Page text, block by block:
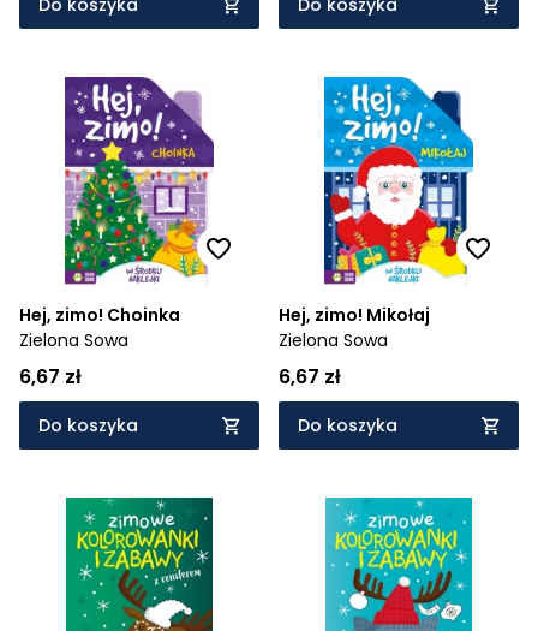
Do koszyka Do koszyka
Hej, zimo! Choinka
Zielona Sowa
6,67 zł
Do koszyka
Hej, zimo! Mikołaj
Zielona Sowa
6,67 zł
Do koszyka